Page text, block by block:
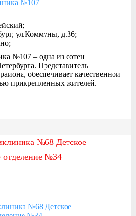
ул.Коммуны, д.36;
№107 – одна из сотен
Представитель
обеспечивает качественной
прикрепленных жителей.
№68 Детское
отделение №34